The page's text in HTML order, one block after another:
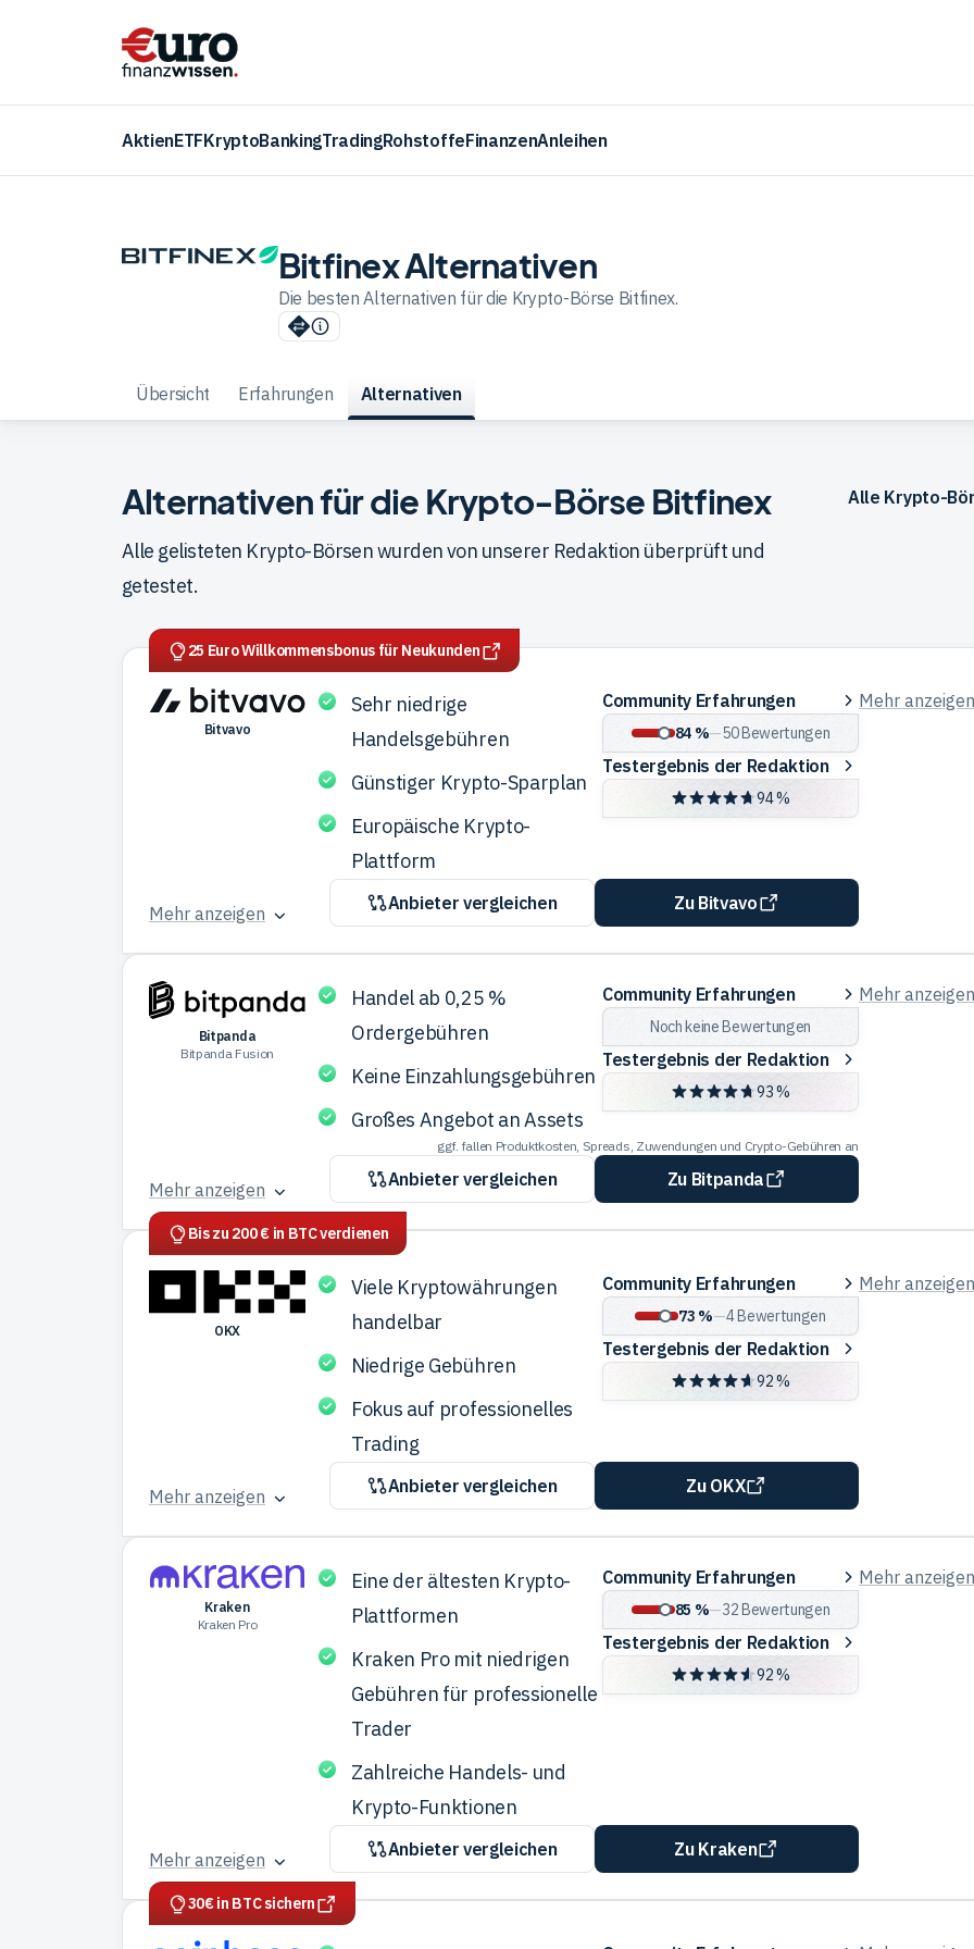
AktienETFKryptoBankingTradingRohstoffeFinanzenAnleihen
Bitfinex Alternativen
Die besten Alternativen für die Krypto-Börse Bitfinex.
Übersicht Erfahrungen Alternativen
Alternativen für die Krypto-Börse Bitfinex
Alle gelisteten Krypto-Börsen wurden von unserer Redaktion überprüft und
getestet.
Alle Krypto-
25 Euro Willkommensbonus für Neukunden
Bitvavo
Mehr anzeigen
Sehr niedrige
Handelsgebühren
Günstiger Krypto-Sparplan
Europäische Krypto-
Plattform
Community
Erfahrungen
Community Erfahrungen
84 %—50Bewertungen
Testergebnis
der
Redaktion
Testergebnis der Redaktion
94 %
Anbieter vergleichen Zu Bitvavo
Mehr anzeigen
Bitpanda
Bitpanda Fusion
Mehr anzeigen
Handel ab 0,25 %
Ordergebühren
Keine Einzahlungsgebühren
Großes Angebot an Assets
Community
Erfahrungen
Community Erfahrungen
Noch keine Bewertungen
Testergebnis
der
Redaktion
Testergebnis der Redaktion
93 %
ggf. fallen Produktkosten, Spreads, Zuwendungen und Crypto-Gebühren an
Anbieter vergleichen Zu Bitpanda
Mehr anzeigen
Bis zu 200 € in BTC verdienen
OKX
Mehr anzeigen
Viele Kryptowährungen
handelbar
Niedrige Gebühren
Fokus auf professionelles
Trading
Community
Erfahrungen
Community Erfahrungen
73 %—4Bewertungen
Testergebnis
der
Redaktion
Testergebnis der Redaktion
92 %
Anbieter vergleichen Zu OKX
Mehr anzeigen
Kraken
Kraken Pro
Mehr anzeigen
Eine der ältesten Krypto-
Plattformen
Kraken Pro mit niedrigen
Gebühren für professionelle
Trader
Zahlreiche Handels- und
Krypto-Funktionen
Community
Erfahrungen
Community Erfahrungen
85 %—32Bewertungen
Testergebnis
der
Redaktion
Testergebnis der Redaktion
92 %
Anbieter vergleichen Zu Kraken
Mehr anzeigen
30€ in BTC sichern